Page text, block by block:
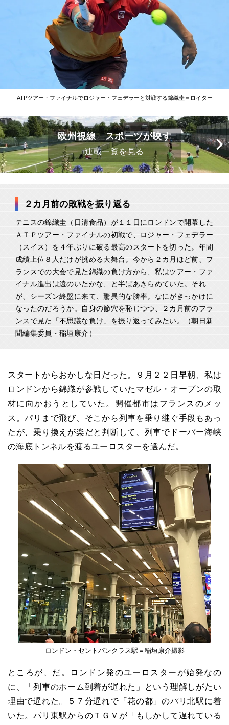
ATPツアー・ファイナルでロジャー・フェデラーと対戦する錦織圭＝ロイター
欧州視線 スポーツが映す
連載一覧を見る
２カ月前の敗戦を振り返る
テニスの錦織圭（日清食品）が１１日にロンドンで開幕した
ＡＴＰツアー・ファイナルの初戦で、ロジャー・フェデラー
（スイス）を４年ぶりに破る最高のスタートを切った。年間
成績上位８人だけが挑める大舞台。今から２カ月ほど前、フ
ランスでの大会で見た錦織の負け方から、私はツアー・ファ
イナル進出は遠のいたかな、と半ばあきらめていた。それ
が、シーズン終盤に来て、驚異的な勝率。なにがきっかけに
なったのだろうか。自身の節穴を恥じつつ、２カ月前のフラ
ンスで見た「不思議な負け」を振り返ってみたい。（朝日新
聞編集委員・稲垣康介）
スタートからおかしな日だった。９月２２日早朝、私は
ロンドンから錦織が参戦していたマゼル・オープンの取
材に向かおうとしていた。開催都市はフランスのメッ
ス。パリまで飛び、そこから列車を乗り継ぐ手段もあっ
たが、乗り換えが楽だと判断して、列車でドーバー海峡
の海底トンネルを渡るユーロスターを選んだ。
ロンドン・セントパンクラス駅＝稲垣康介撮影
ところが、だ。ロンドン発のユーロスターが始発なの
に、「列車のホーム到着が遅れた」という理解しがたい
理由で遅れた。５７分遅れで「花の都」のパリ北駅に着
いた。パリ東駅からのＴＧＶが「もしかして遅れている